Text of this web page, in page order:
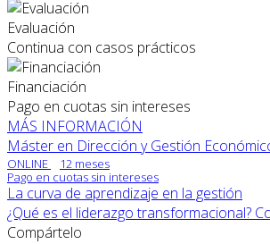
Evaluación
Continua con casos prácticos
Financiación
Pago en cuotas sin intereses
MÁS INFORMACIÓN
Máster en Dirección y Gestión
ONLINE
12 meses
Pago en cuotas sin intereses
La curva de aprendizaje en la gestión
¿Qué es el liderazgo transformacional?
Compártelo